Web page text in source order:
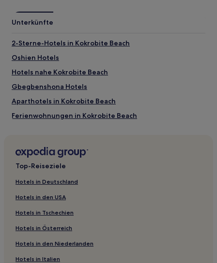
Houseparty Karts
entfernt
Unterkünfte
2-Sterne-Hotels in Kokrobite Beach
Oshien Hotels
Hotels nahe Kokrobite Beach
Gbegbenshona Hotels
Aparthotels in Kokrobite Beach
Ferienwohnungen in Kokrobite Beach
Hotels mit Wellnessbereich nahe Kokrobite Beach
Top-Reiseziele
Hotels in Deutschland
Hotels in den USA
Hotels in Tschechien
Hotels in Österreich
Hotels in den Niederlanden
Hotels in Italien